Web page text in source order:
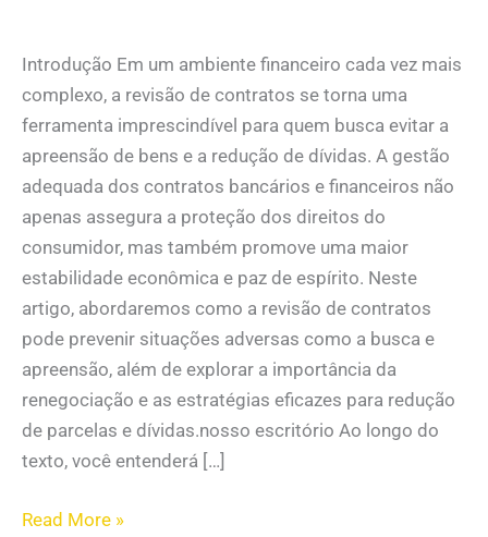
Introdução Em um ambiente financeiro cada vez mais
complexo, a revisão de contratos se torna uma
ferramenta imprescindível para quem busca evitar a
apreensão de bens e a redução de dívidas. A gestão
adequada dos contratos bancários e financeiros não
apenas assegura a proteção dos direitos do
consumidor, mas também promove uma maior
estabilidade econômica e paz de espírito. Neste
artigo, abordaremos como a revisão de contratos
pode prevenir situações adversas como a busca e
apreensão, além de explorar a importância da
renegociação e as estratégias eficazes para redução
de parcelas e dívidas.nosso escritório Ao longo do
texto, você entenderá […]
Read More »